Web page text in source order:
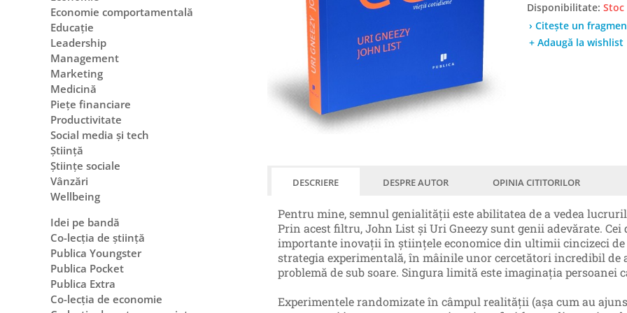
Disponibilitate:
› Citește un
+ Adaugă la wishlist
DESCRIERE DESPRE AUTOR OPINIA CITITORILOR
Pentru mine, semnul genialității este abilitatea de a vedea
Prin acest filtru, John List și Uri Gneezy sunt genii adevărate.
importante inovații în științele economice din ultimii cincizeci de
strategia experimentală, în mâinile unor cercetători incredibil de
problemă de sub soare. Singura limită este imaginația persoanei
Experimentele randomizate în câmpul realității (așa cum au
Economie comportamentală
Educație
Leadership
Management
Marketing
Medicină
Piețe financiare
Productivitate
Social media și tech
Știință
Științe sociale
Vânzări
Wellbeing
Idei pe bandă
Co-lecția de știință
Publica Youngster
Publica Pocket
Publica Extra
Co-lecția de economie